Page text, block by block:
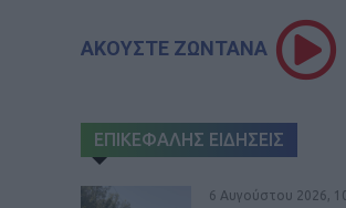
ΑΚΟΥΣΤΕ ΖΩΝΤΑΝΑ
ΕΠΙΚΕΦΑΛΗΣ ΕΙΔΗΣΕΙΣ
6 Αυγούστου 2026,